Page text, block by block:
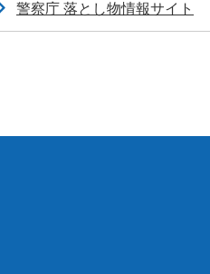
警察庁 落とし物情報サイト